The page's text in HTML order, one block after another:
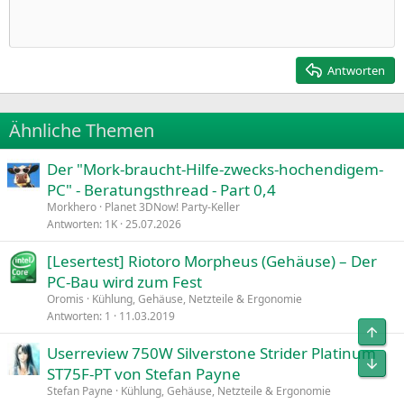
22
26
Times New Roman
Trebuchet MS
Verdana
Heading 2
Antworten
Ähnliche Themen
Der "Mork-braucht-Hilfe-zwecks-hochendigem-
PC" - Beratungsthread - Part 0,4
Morkhero Planet 3DNow! Party-Keller
Antworten 1K 25.07.2026
[Lesertest] Riotoro Morpheus (Gehäuse) – Der
PC-Bau wird zum Fest
Oromis
Kühlung, Gehäuse, Netzteile & Ergonomie
Antworten 1 11.03.2019
Userreview 750W Silverstone Strider Platinum
ST75F-PT von Stefan Payne
Stefan Payne
Kühlung, Gehäuse, Netzteile & Ergonomie